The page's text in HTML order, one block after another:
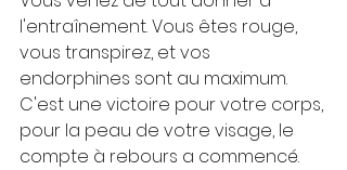
l'entraînement. Vous êtes rouge,
vous transpirez, et vos
endorphines sont au maximum.
C'est une victoire pour votre corps,
pour la peau de votre visage, le
compte à rebours a commencé.